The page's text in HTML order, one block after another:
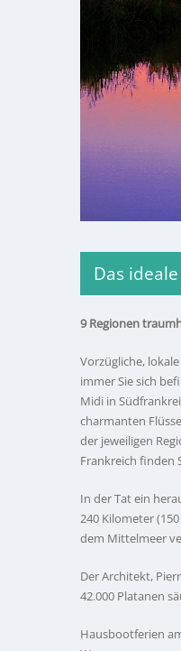
Das
9 Regionen
Vorzügliche,
immer Sie sich
Midi in
charmanten
der jeweiligen
Frankreich finden
In der Tat ein
240 Kilometer
dem Mittelmeer
Der Architekt,
42.000 Platanen
Hausbootferien